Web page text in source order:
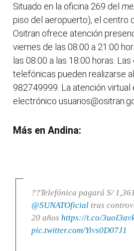
Situado en la oficina 269 del
piso del aeropuerto), el centro
Ositran ofrece atención
viernes de las 08:00 a 21:00
las 08:00 a las 18:00 horas.
telefónicas pueden realizarse
982749999. La atención virtual
electrónico
Más en Andina:
??Telefónica pagará S/
@SUNATOficialtras
20 años https://t.co/
pic.twitter.com/Yivs0D07J1